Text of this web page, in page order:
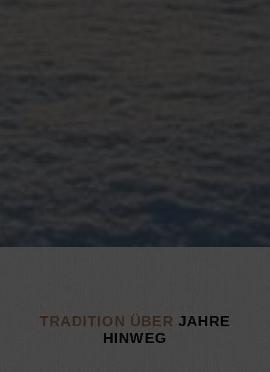
TRADITION ÜBER JAHRE
HINWEG